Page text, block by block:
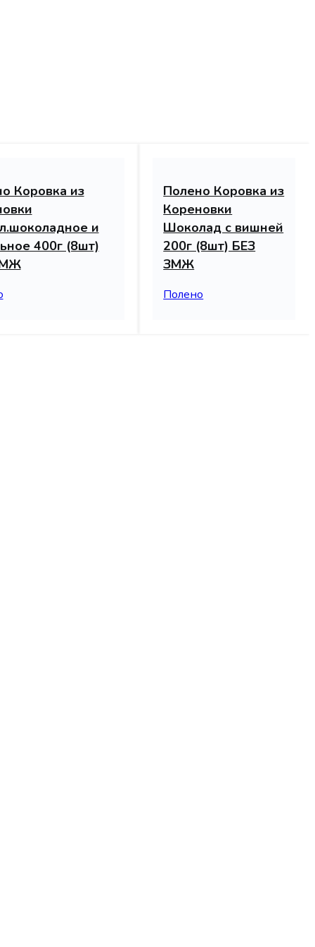
Коровка из
и
400г (8шт)
Полено Коровка из
Кореновки
Шоколад с вишней
200г (8шт) БЕЗ
ЗМЖ
Полено